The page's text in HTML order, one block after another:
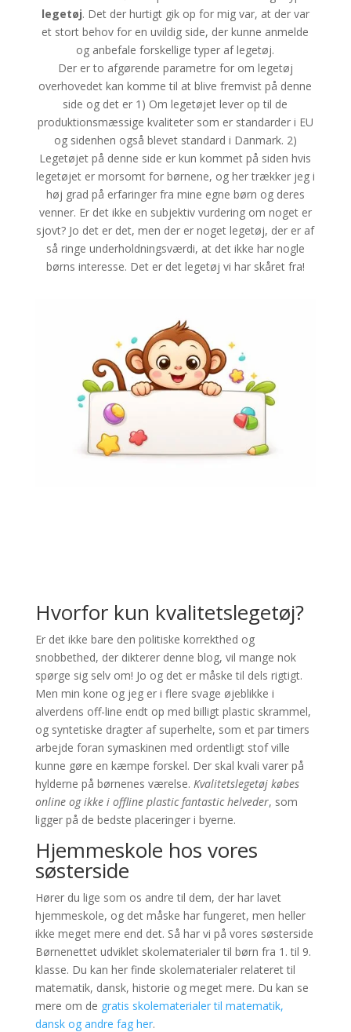
legetøj. Det der hurtigt gik op for mig var, at der var
et stort behov for en uvildig side, der kunne anmelde
og anbefale forskellige typer af legetøj.
Der er to afgørende parametre for om legetøj
overhovedet kan komme til at blive fremvist på denne
side og det er 1) Om legetøjet lever op til de
produktionsmæssige kvaliteter som er standarder i EU
og sidenhen også blevet standard i Danmark. 2)
Legetøjet på denne side er kun kommet på siden hvis
legetøjet er morsomt for børnene, og her trækker jeg i
høj grad på erfaringer fra mine egne børn og deres
venner. Er det ikke en subjektiv vurdering om noget er
sjovt? Jo det er det, men der er noget legetøj, der er af
så ringe underholdningsværdi, at det ikke har nogle
børns interesse. Det er det legetøj vi har skåret fra!
Hvorfor kun kvalitetslegetøj?
Er det ikke bare den politiske korrekthed og
snobbethed, der dikterer denne blog, vil mange nok
spørge sig selv om! Jo og det er måske til dels rigtigt.
Men min kone og jeg er i flere svage øjeblikke i
alverdens off-line endt op med billigt plastic skrammel,
og syntetiske dragter af superhelte, som et par timers
arbejde foran symaskinen med ordentligt stof ville
kunne gøre en kæmpe forskel. Der skal kvali varer på
hylderne på børnenes værelse. Kvalitetslegetøj købes
online og ikke i offline plastic fantastic helveder, som
ligger på de bedste placeringer i byerne.
Hjemmeskole hos vores
søsterside
Hører du lige som os andre til dem, der har lavet
hjemmeskole, og det måske har fungeret, men heller
ikke meget mere end det. Så har vi på vores søsterside
Børnenettet udviklet skolematerialer til børn fra 1. til 9.
klasse. Du kan her finde skolematerialer relateret til
matematik, dansk, historie og meget mere. Du kan se
mere om de gratis skolematerialer til matematik,
dansk og andre fag her.